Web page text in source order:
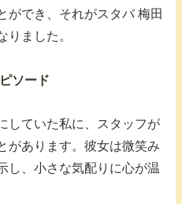
ができ、それがスタバ 梅田
りました。
ソード
していた私に、スタッフが
があります。彼女は微笑み
し、小さな気配りに心が温